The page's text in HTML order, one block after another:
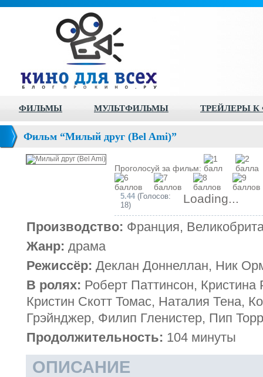
ФИЛЬМЫ МУЛЬТФИЛЬМЫ ТРЕЙЛЕРЫ
Фильм “Милый друг (Bel Ami)”
Проголосуй за фильм:
5.44 (Голосов:
18)
Loading...
Производство: Франция,
Жанр: драма
Режиссёр: Деклан Доннеллан, Ник
В ролях: Роберт Паттинсон,
Кристин Скотт Томас, Наталия Тена,
Грэйнджер, Филип Гленистер, Пип
Продолжительность: 104 минуты
ОПИСАНИЕ